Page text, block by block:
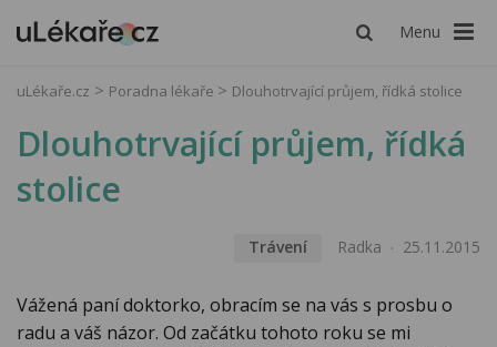
Menu
uLékaře.cz Poradna lékaře Dlouhotrvající průjem, řídká stolice
Dlouhotrvající průjem, řídká
stolice
Trávení Radka 25.11.2015
Vážená paní doktorko, obracím se na vás s prosbu o
radu a váš názor. Od začátku tohoto roku se mi